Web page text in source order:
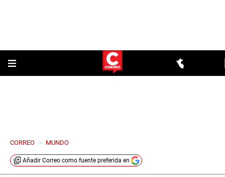
CORREO > MUNDO
Añadir Correo como fuente preferida en